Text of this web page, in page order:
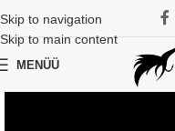
Skip to navigation
Skip to main content
MENÜÜ